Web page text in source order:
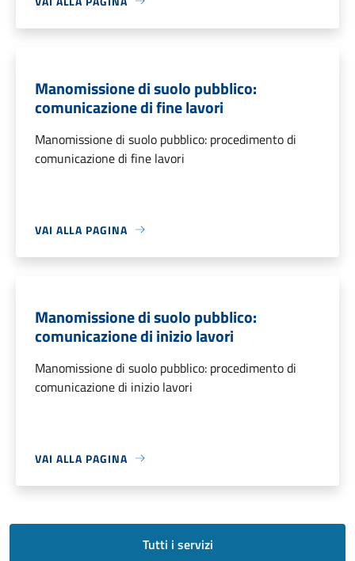
Manomissione di suolo pubblico:
comunicazione di fine lavori
Manomissione di suolo pubblico: procedimento di
comunicazione di fine lavori
VAI ALLA PAGINA
Manomissione di suolo pubblico:
comunicazione di inizio lavori
Manomissione di suolo pubblico: procedimento di
comunicazione di inizio lavori
VAI ALLA PAGINA
Tutti i servizi